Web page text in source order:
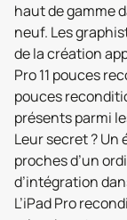
haut de gamme
neuf. Les
de la création
Pro 11 pouces
pouces
présents parmi
Leur secret ?
proches d’un
d’intégration
L’iPad Pro